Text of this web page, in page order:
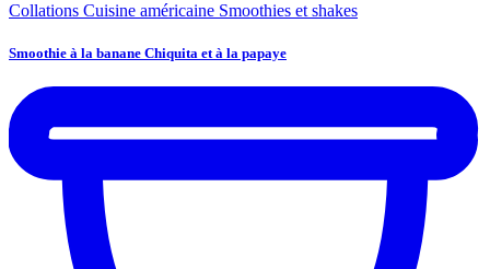
Collations Cuisine américaine Smoothies et shakes
Smoothie à la banane Chiquita et à la papaye